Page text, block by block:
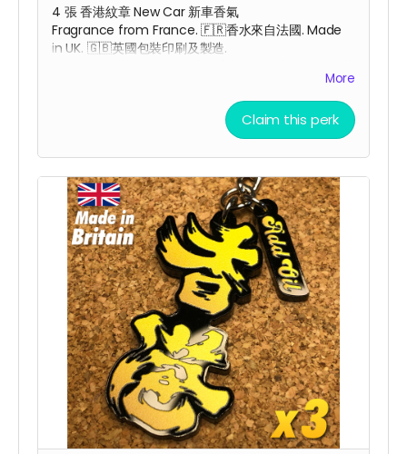
4 張 香港紋章 New Car 新車香氣
Fragrance from France.🇫🇷香水來自法國. Made
in UK. 🇬🇧英國包裝印刷及製造.
繩原產地來自杜拜，卡紙原產地來自瑞典，為配合全球
反獨裁，反中共的經濟大脫勾行動，本產品符合民主生
Car Air Freshener size : 80.0mm x 77.5mm
More
Claim this perk